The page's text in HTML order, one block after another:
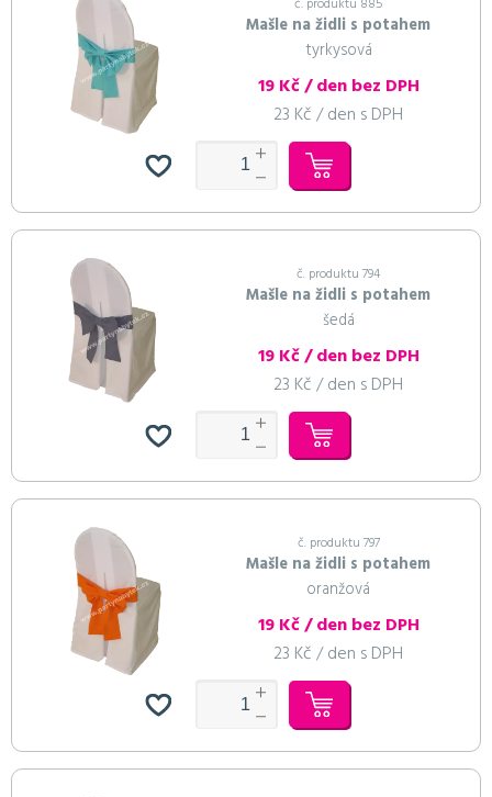
č. produktu 885
Mašle na židli s potahem
tyrkysová
19 Kč / den bez DPH
23 Kč / den s DPH
č. produktu 794
Mašle na židli s potahem
šedá
19 Kč / den bez DPH
23 Kč / den s DPH
č. produktu 797
Mašle na židli s potahem
oranžová
19 Kč / den bez DPH
23 Kč / den s DPH